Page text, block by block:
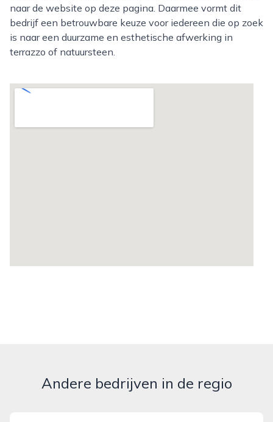
naar de website op deze pagina. Daarmee vormt dit
bedrijf een betrouwbare keuze voor iedereen die op zoek
is naar een duurzame en esthetische afwerking in
terrazzo of natuursteen.
Andere bedrijven in de regio